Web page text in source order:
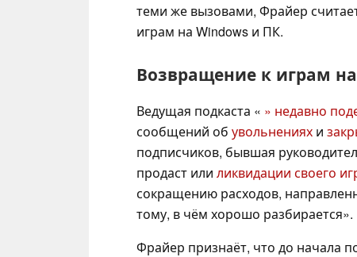
теми же вызовами, Фрайер
играм на Windows и ПК.
Возвращение к играм
Ведущая подкаста « » недавно
сообщений об увольнениях и
подписчиков, бывшая
продаст или ликвидации своего
сокращению расходов,
тому, в чём хорошо разбирается».
Фрайер признаёт, что до начала